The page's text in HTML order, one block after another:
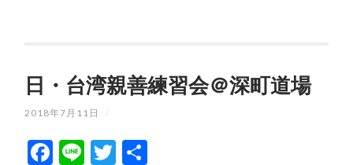
日・台湾親善練習会＠深町道場
2018年7月11日 /
Facebook
LineTwitter